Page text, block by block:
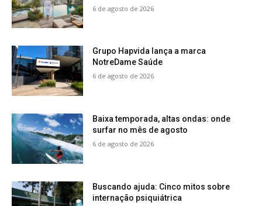
6 de agosto de 2026
Grupo Hapvida lança a marca
NotreDame Saúde
6 de agosto de 2026
Baixa temporada, altas ondas: onde
surfar no mês de agosto
6 de agosto de 2026
Buscando ajuda: Cinco mitos sobre
internação psiquiátrica